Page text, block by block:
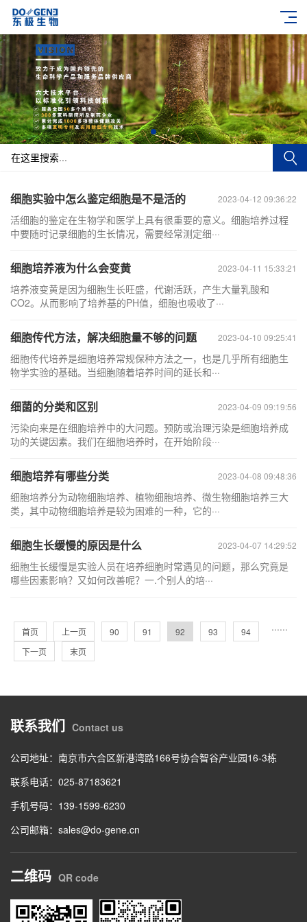
2023-04-12 09:36:22
细胞实验中怎么鉴定细胞是不是活的
活细胞的鉴定在生物学和医学上具有很重要的意义。细胞培养过程
中要随时记录细胞的生长情况，需要经常测定细···
2023-04-11 15:33:21
细胞培养液为什么会变黄
培养液变黄是因为细胞生长旺盛，代谢活跃，产生大量乳酸和
CO2。从而影响了培养基的PH值，细胞也吸收了···
2023-04-10 09:25:41
细胞传代方法，解决细胞量不够的问题
细胞传代培养是细胞培养常规保种方法之一，也是几乎所有细胞生
物学实验的基础。当细胞随着培养时间的延长和···
2023-04-09 09:19:56
细菌的分类和区别
污染向来是在细胞培养中的大问题。预防或治理污染是细胞培养成
功的关键因素。我们在细胞培养时，在开始阶段···
2023-04-08 09:48:36
细胞培养有哪些分类
细胞培养分为动物细胞培养、植物细胞培养、微生物细胞培养三大
类，其中动物细胞培养是较为困难的一种，它的···
2023-04-07 14:29:52
细胞生长缓慢的原因是什么
细胞生长缓慢是实验人员在培养细胞时常遇见的问题，那么究竟是
哪些因素影响？又如何改善呢？一.个别人的培···
首页 上一页 ···
90 91 92 93 94 ···
下一页 末页
联系我们 Contact us
公司地址：南京市六合区新港湾路166号协合智谷产业园16-3栋
联系电话：025-87183621
手机号码：139-1599-6230
公司邮箱：sales@do-gene.cn
二维码 QR code